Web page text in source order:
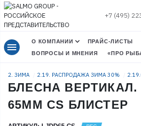
+7 (495)
menu О КОМПАНИИ ПРАЙС-ЛИСТЫ
ВОПРОСЫ И МНЕНИЯ
«ПРО
2. ЗИМА 2.19. РАСПРОДАЖА ЗИМА 30%
БЛЕСНА ВЕРТИКАЛ.
65ММ CS БЛИСТЕР